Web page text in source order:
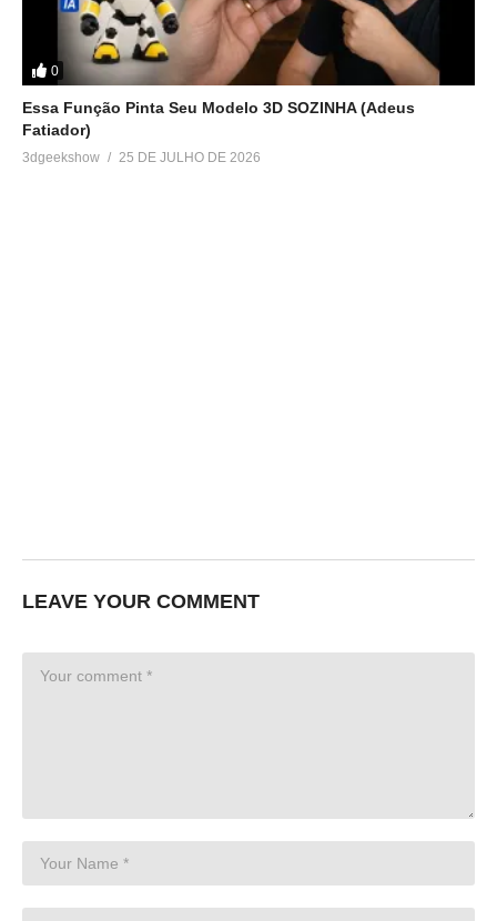
0
Essa Função Pinta Seu Modelo 3D SOZINHA (Adeus
Fatiador)
3dgeekshow 25 DE JULHO DE 2026
LEAVE YOUR COMMENT